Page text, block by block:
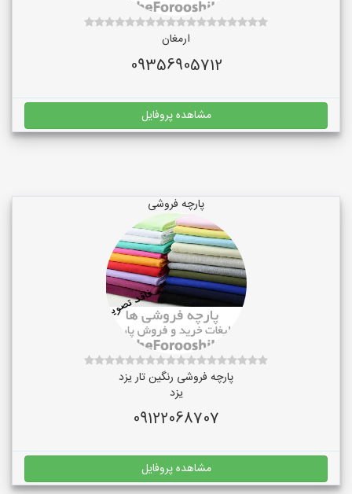
ارمغان
09356905712
مشاهده پروفایل
پارچه فروشی
پارچه فروشی رنگین تار یزد
یزد
09122068707
مشاهده پروفایل